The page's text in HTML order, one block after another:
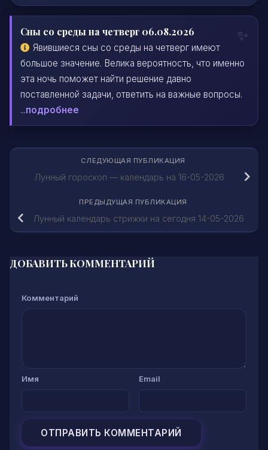
Сны со среды на четверг 06.08.2026
Явившиеся сны со среды на четверг имеют
большое значение. Велика вероятность, что именно
эта ночь поможет найти решение давно
поставленной задачи, ответить на важные вопросы.
...подробнее
СЛЕДУЮЩАЯ ПУБЛИКАЦИЯ
Лунный гороскоп — календарь на 16-05-2026
ПРЕДЫДУЩАЯ ПУБЛИКАЦИЯ
Лунный календарь стрижки на сегодня 14-05-2026
ДОБАВИТЬ КОММЕНТАРИЙ
Комментарий
Имя Email